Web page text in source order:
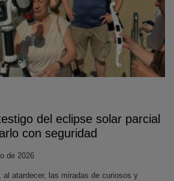
del eclipse solar parcial
con seguridad
de 2026
al atardecer, las miradas de curiosos y